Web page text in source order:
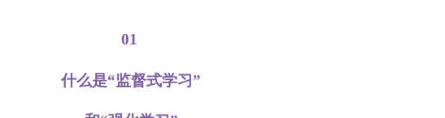
01
什么是“监督式学习”